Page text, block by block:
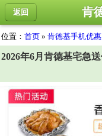
返回 肯
位置： 首页 » 肯德基手机优
2026年6月肯德基宅急